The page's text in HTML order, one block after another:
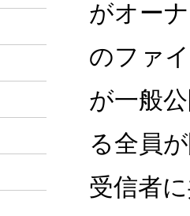
がオー
のファ
が一般
る全員
受信者